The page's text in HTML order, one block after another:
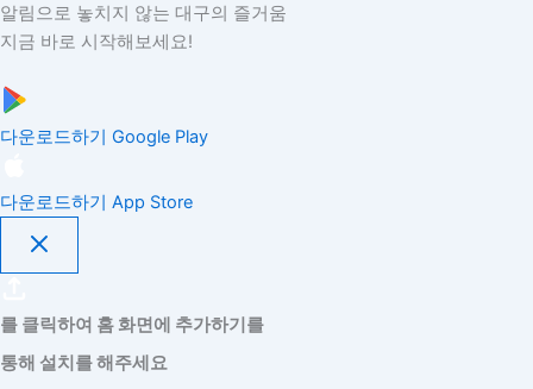
알림으로 놓치지 않는 대구의 즐거움
지금 바로 시작해보세요!
다운로드하기 Google Play
다운로드하기 App Store
를 클릭하여 홈 화면에 추가하기를
통해 설치를 해주세요